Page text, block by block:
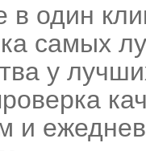
один
самых
у
и